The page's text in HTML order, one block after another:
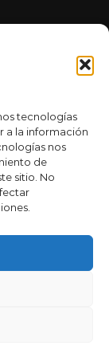
tecnologías
a la información
nos
de
sitio. No
la
cliente y el